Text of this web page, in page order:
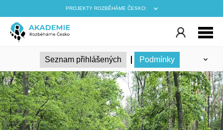
PROJEKTY ROZBĚHÁME ČESKO:
Informace
Seznam přihlášených Podmínky